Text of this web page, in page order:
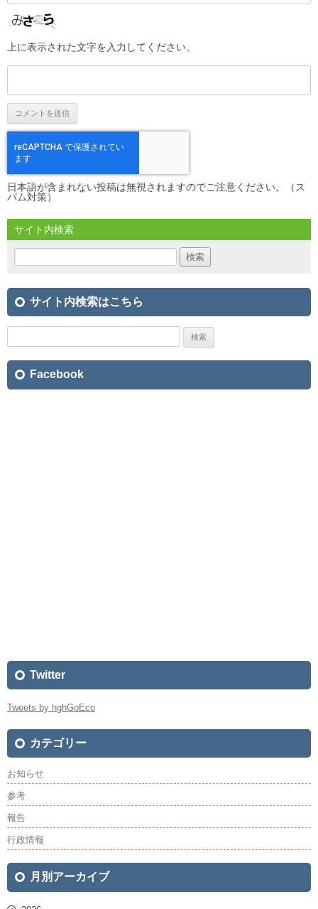
上に表示された文字を入力してください。
日本語が含まれない投稿は無視されますのでご注意ください。（ス
パム対策）
サイト内検索
検
サイト内検索はこちら
Facebook
Twitter
Tweets by hghGoEco
カテゴリー
お知らせ
参考
報告
行政情報
月別アーカイブ